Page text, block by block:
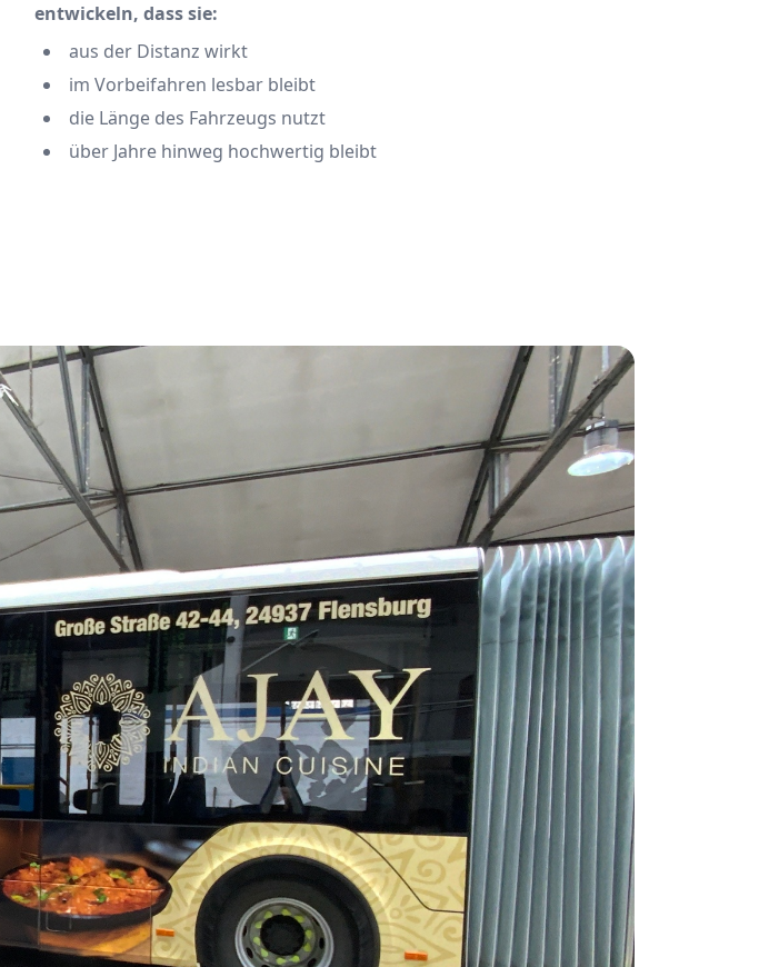
entwickeln, dass sie:
aus der Distanz wirkt
im Vorbeifahren lesbar bleibt
die Länge des Fahrzeugs nutzt
über Jahre hinweg hochwertig bleibt